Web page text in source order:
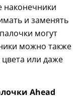
и заменять
могут
можно также
или даже
Ahead